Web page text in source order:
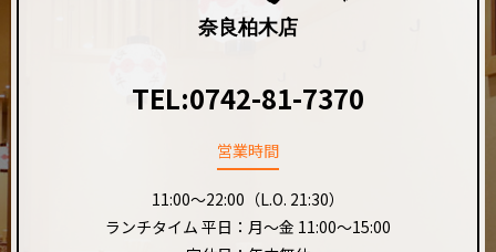
奈良柏木店
TEL:0742-81-7370
営業時間
11:00～22:00（L.O. 21:30）
ランチタイム 平日：月～金 11:00～15:00